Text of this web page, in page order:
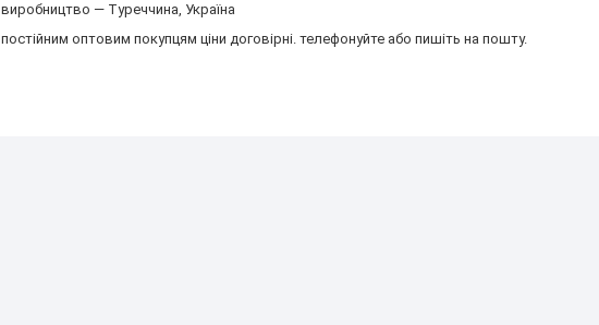
виробництво ― Туреччина, Україна
постійним оптовим покупцям ціни договірні. телефонуйте або пишіть на пошту.